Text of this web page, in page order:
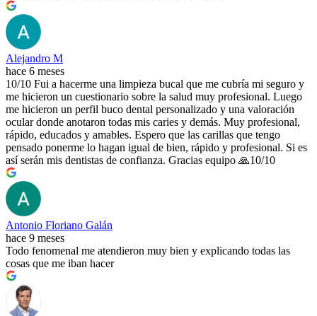
Alejandro M
hace 6 meses
10/10 Fui a hacerme una limpieza bucal que me cubría mi seguro y
me hicieron un cuestionario sobre la salud muy profesional. Luego
me hicieron un perfil buco dental personalizado y una valoración
ocular donde anotaron todas mis caries y demás. Muy profesional,
rápido, educados y amables. Espero que las carillas que tengo
pensado ponerme lo hagan igual de bien, rápido y profesional. Si es
así serán mis dentistas de confianza. Gracias equipo 🙏10/10
Antonio Floriano Galán
hace 9 meses
Todo fenomenal me atendieron muy bien y explicando todas las
cosas que me iban hacer